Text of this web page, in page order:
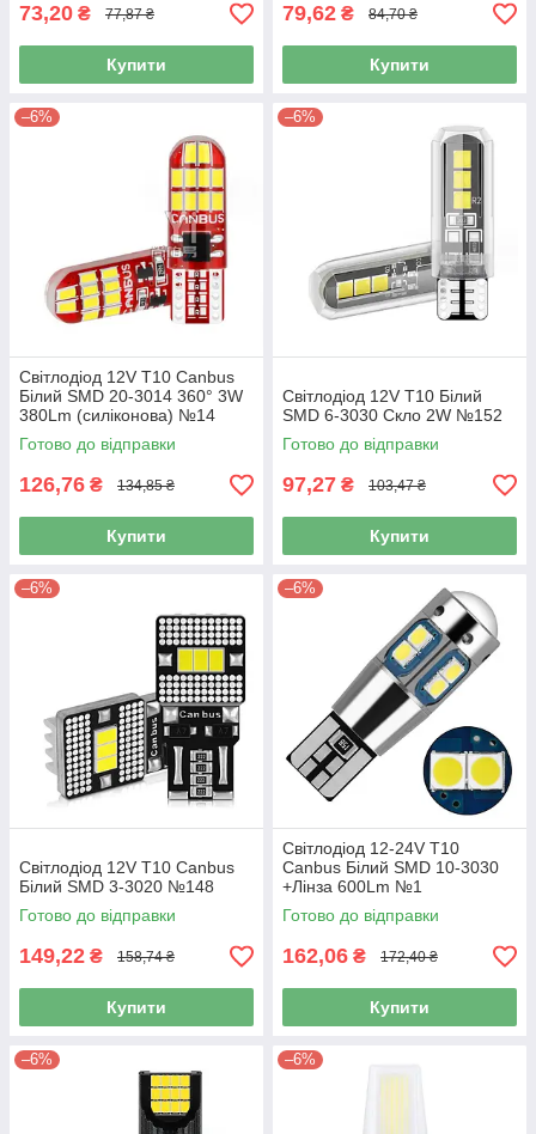
73,20 ₴ 77,87 ₴
Купити
79,62 ₴ 84,70 ₴
Купити
–6%
Світлодіод 12V Т10 Canbus
Білий SMD 20-3014 360° 3W
380Lm (силіконова) №14
Готово до відправки
126,76 ₴ 134,85 ₴
Купити
–6%
Світлодіод 12V Т10 Білий
SMD 6-3030 Скло 2W №152
Готово до відправки
97,27 ₴ 103,47 ₴
Купити
–6%
Світлодіод 12V Т10 Canbus
Білий SMD 3-3020 №148
Готово до відправки
149,22 ₴ 158,74 ₴
Купити
–6%
Світлодіод 12-24V Т10
Canbus Білий SMD 10-3030
+Лінза 600Lm №1
Готово до відправки
162,06 ₴ 172,40 ₴
Купити
–6% –6%